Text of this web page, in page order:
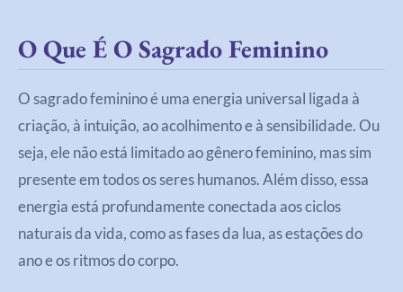
O Que É O Sagrado Feminino
O sagrado feminino é uma energia universal ligada à
criação, à intuição, ao acolhimento e à sensibilidade. Ou
seja, ele não está limitado ao gênero feminino, mas sim
presente em todos os seres humanos. Além disso, essa
energia está profundamente conectada aos ciclos
naturais da vida, como as fases da lua, as estações do
ano e os ritmos do corpo.